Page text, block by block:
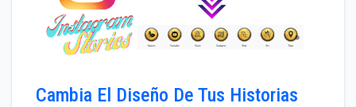
Cambia El Diseño De Tus Historias